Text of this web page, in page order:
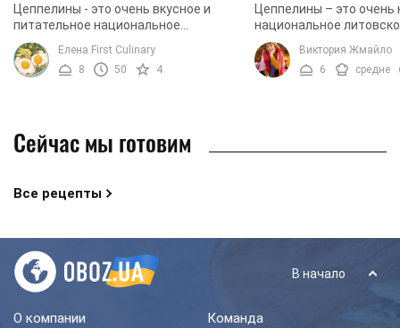
Цеппелины - это очень вкусное и
питательное национальное
литовское блюдо, которое любят и
готовят во всем мире. Сегодня
предлагаем вам рецепт ...
Елена First Culinary
8
50 4
Цеппелины – это очень
национальное
самых простых
ингредиентов.
много рецептов его ...
Виктория Жмайло
6
средне
Сейчас мы готовим
Все рецепты
В начало
О компании Команда